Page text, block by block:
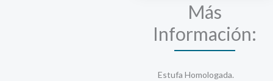
Más
Información:
Estufa Homologada.